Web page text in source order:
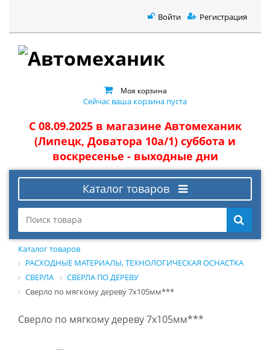
Войти Регистрация
Моя корзина
Сейчас ваша корзина пуста
С 08.09.2025 в магазине Автомеханик
(Липецк, Доватора 10а/1) суббота и
воскресенье - выходные дни
Каталог товаров
Каталог товаров
РАСХОДНЫЕ МАТЕРИАЛЫ, ТЕХНОЛОГИЧЕСКАЯ ОСНАСТКА
СВЕРЛА
СВЕРЛА ПО ДЕРЕВУ
Сверло по мягкому дереву 7х105мм***
Сверло по мягкому дереву 7х105мм***